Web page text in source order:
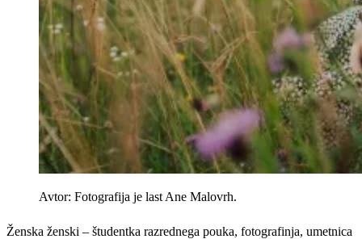
Avtor: Fotografija je last Ane Malovrh.
Ženska ženski – študentka razrednega pouka, fotografinja, umetnica